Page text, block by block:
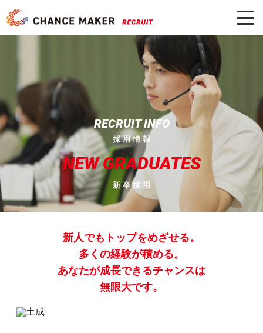
RECRUIT INFO
採 用 情 報
NEWGRADUATES
新 卒 採 用
新人でもトップをめざせる。
多くの経験が積める。
あなたが成長できるチャンスは
無限大です。